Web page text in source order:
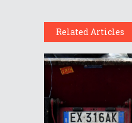
Related Articles